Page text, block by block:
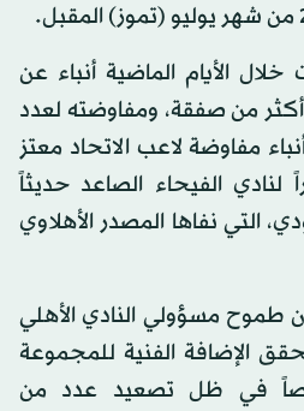
الأيام الماضية أنباء عن
من صفقة، ومفاوضته لعدد
مفاوضة لاعب الاتحاد معتز
الفيحاء الصاعد حديثاً
التي نفاها المصدر الأهلاوي
طموح مسؤولي النادي الأهلي
الإضافة الفنية للمجموعة
في ظل تصعيد عدد من